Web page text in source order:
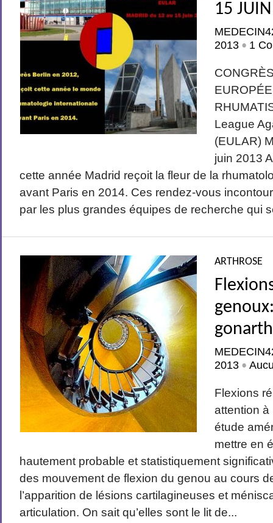
ou de bétaméthasone sont efficaces et...
toutes les étapes essentielles de...
15
2013 • 1
League
(EULAR)
juin 2013
cette année Madrid reçoit la fleur de la
avant Paris en 2014. Ces rendez-vous
par les plus grandes équipes de recherche qui
ARTHROSE
2013 •
Flexions
attention
étude
mettre en
hautement probable et statistiquement
des mouvement de flexion du genou au cours
l’apparition de lésions cartilagineuses et
articulation. On sait qu’elles sont le lit de...